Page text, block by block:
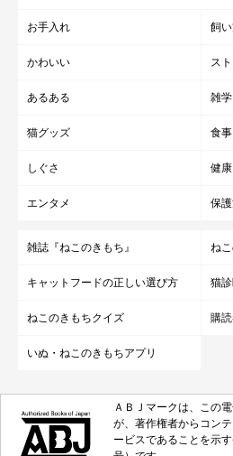
お手入れ 飼
かわいい ス
あるある 雑
猫グッズ 食
しぐさ 健
エンタメ 保
雑誌『ねこのきもち』 ね
キャットフードの正しい選び方 猫
ねこのきもちクイズ 購
いぬ・ねこのきもちアプリ
ＡＢＪマークは、この
が、著作権者からコン
ービスであることを示